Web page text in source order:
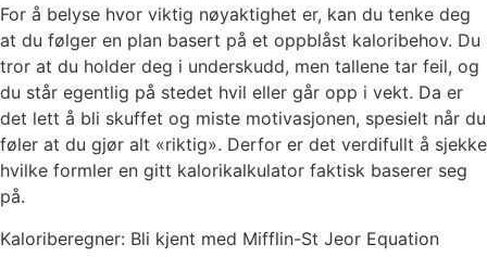
For å belyse hvor viktig nøyaktighet er, kan du tenke deg
at du følger en plan basert på et oppblåst kaloribehov. Du
tror at du holder deg i underskudd, men tallene tar feil, og
du står egentlig på stedet hvil eller går opp i vekt. Da er
det lett å bli skuffet og miste motivasjonen, spesielt når du
føler at du gjør alt «riktig». Derfor er det verdifullt å sjekke
hvilke formler en gitt kalorikalkulator faktisk baserer seg
på.
Kaloriberegner: Bli kjent med Mifflin-St Jeor Equation